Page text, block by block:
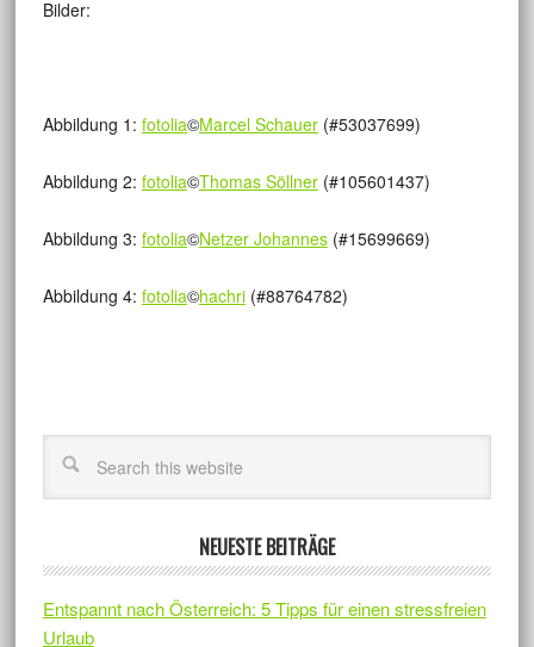
Bilder:
Abbildung 1: fotolia©Marcel Schauer(#53037699)
Abbildung 2: fotolia©Thomas Söllner(#105601437)
Abbildung 3: fotolia©Netzer Johannes(#15699669)
Abbildung 4: fotolia©hachri(#88764782)
NEUESTE BEITRÄGE
Entspannt nach Österreich: 5 Tipps für einen stressfreien
Urlaub